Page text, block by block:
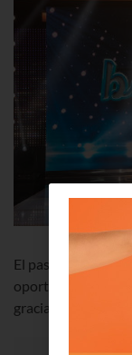
El pasado 30 de
oportunidad de
gracias a Euskaltel.